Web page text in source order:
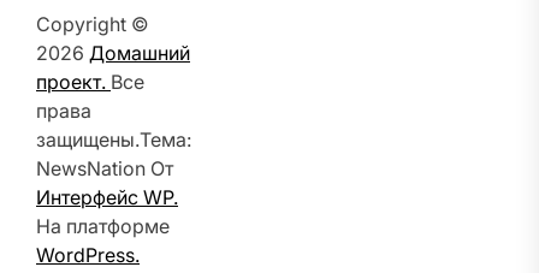
Copyright ©
2026 Домашний
проект. Все
права
защищены.Тема:
NewsNation От
Интерфейс WP.
На платформе
WordPress.